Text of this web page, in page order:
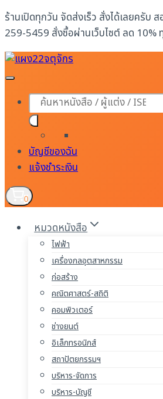
Skip
to
content
ร้านเปิดทุกวัน จัดส่งเร็ว สั่งได้เลยครับ
259-5459 สั่งซื้อผ่านเว็บไซต์ ลด 10%
Products
search
บัญชีของฉัน
แจ้งชำระเงิน
0
หมวดหนังสือ
ไฟฟ้า
เครื่องกลอุตสาหกรรม
ก่อสร้าง
คณิตศาสตร์-สถิติ
คอมพิวเตอร์
ช่างยนต์
อิเล็กทรอนิกส์
สถาปัตยกรรมฯ
บริหาร-จัดการ
บริหาร-บัญชี